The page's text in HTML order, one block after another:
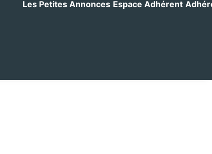
Les Petites Annonces Espace Adhérent